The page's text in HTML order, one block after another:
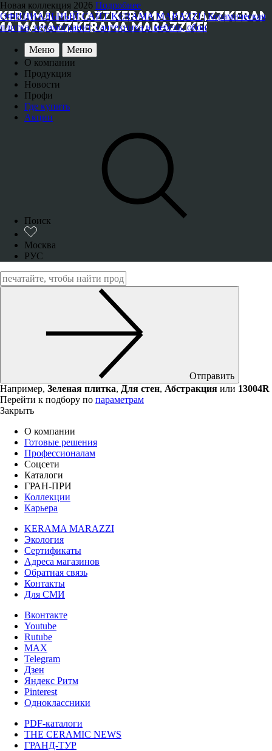
Новая коллекция 2026 Подробнее
ОФИЦИАЛЬНЫЙ САЙТ KERAMA MARAZZI | Керамическая
плитка, керамогранит, сантехника и мебель, обои
Меню
Меню
О компании
Продукция
Новости
Профи
Где купить
Акции
Поиск
Москва
РУС
Отправить
Например, Зеленая плитка, Для стен, Абстракция или 13004R
Перейти к подбору по параметрам
Закрыть
О компании
Готовые решения
Профессионалам
Соцсети
Каталоги
ГРАН-ПРИ
Коллекции
Карьера
KERAMA MARAZZI
Экология
Сертификаты
Адреса магазинов
Обратная связь
Контакты
Для СМИ
Вконтакте
Youtube
Rutube
MAX
Telegram
Дзен
Яндекс Ритм
Pinterest
Одноклассники
PDF-каталоги
THE CERAMIC NEWS
ГРАНД-ТУР